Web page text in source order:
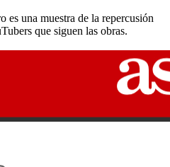
es una muestra de la repercusión
que siguen las obras.